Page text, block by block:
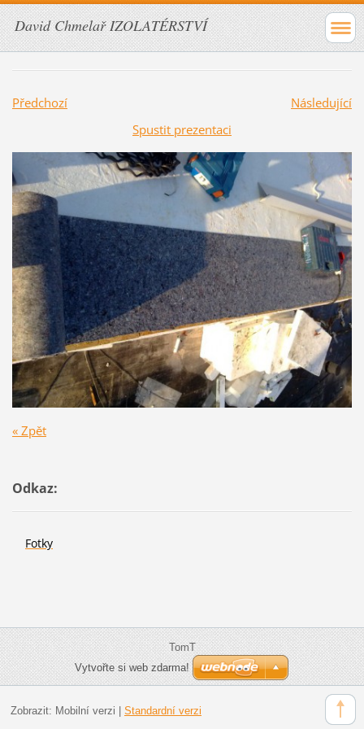
David Chmelař IZOLATÉRSTVÍ
Předchozí
Následující
Spustit prezentaci
« Zpět
Odkaz:
Fotky
TomT
Vytvořte si web zdarma!
Zobrazit: Mobilní verzi Standardní verzi